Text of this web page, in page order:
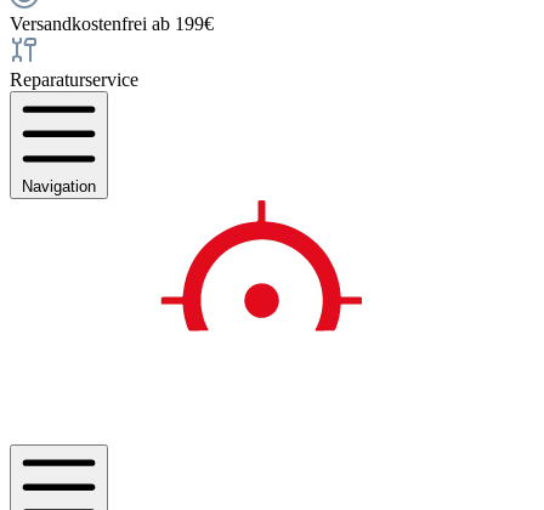
Versandkostenfrei ab 199€
Reparaturservice
Navigation